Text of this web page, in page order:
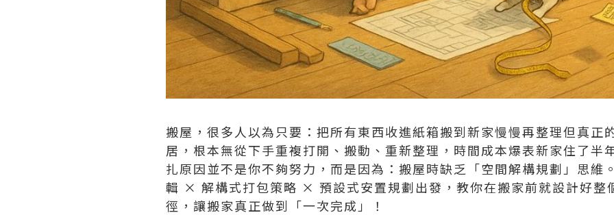
搬屋，很多人以為只要：把所有東西收進紙箱搬到新家慢慢再整理但真正
居，根本無從下手重複打開、搬動、重新整理，時間成本爆表新家住了半
扎原因並不是你不夠努力，而是因為：搬屋時缺乏「空間解構規劃」思維
輯 × 解構式打包策略 × 預設式安置規劃出發，教你在搬家前就設計好
徑，讓搬家真正做到「一次完成」！